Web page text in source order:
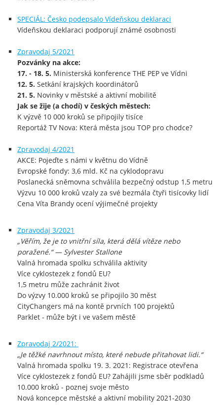
SPECIÁL: Česko podepsalo Vídeňskou deklaraci
Vídeňskou deklaraci podporují známé osobnosti
Zpravodaj 5/2021
Pozvánky na akce:
17. - 18. 5. Ministerská konference THE PEP ve Vídni
12. 5. Setkání krajských koordinátorů
21. 5. Novinky v městské a aktivní mobilitě
Jak se žije (a chodí) v českých městech:
K výzvě 10 000 kroků se připojily tisíce
Reportáž TV Nova: Která města jsou TOP pro chodce?
Zpravodaj 4/2021
AKCE: Pojeďte s námi v květnu do Vídně
Evropské fondy: 3,6 mld. Kč na cyklodopravu
Poslanecká sněmovna schválila bezpečný odstup 1,5 metru
Výzvu 10 000 kroků vzaly za své bezmála čtyři tisícovky lidí
Cena Víta Brandy ocení výjimečné projekty
Zpravodaj 3/2021
„Věřím, že je to vnitřní síla, která dělá vítěze nebo
poražené.“ — Sylvester Stallone
Valná hromada spolku schválila aktivity
Více cyklostezek z fondů EU?
1,5 metru může zachránit život
Do výzvy 10.000 kroků se připojilo 30 měst
CityChangers má na kontě prvních 100 projektů
Parklet - může být i ve vašem městě
Zpravodaj 2/2021:
„Je těžké navrhnout místo, které nebude přitahovat lidi.“
Valná hromada spolku 19. 3. 2021: Registrace otevřena
Více cyklostezek z fondů EU? Zahájili jsme sběr podkladů
10.000 kroků - poznej svoje město
Nová koncepce městské a aktivní mobility 2021-2030